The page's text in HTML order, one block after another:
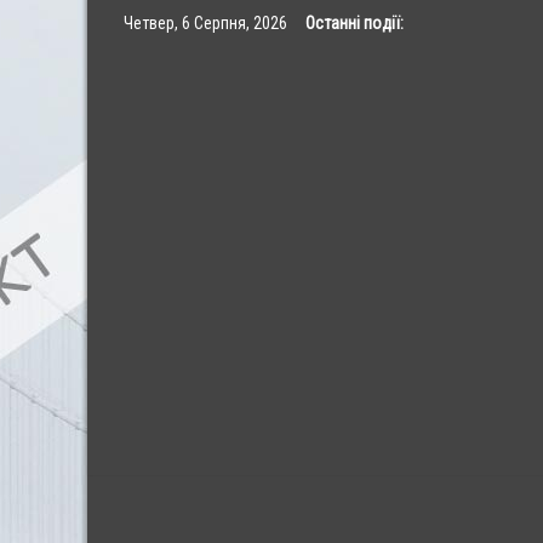
Четвер, 6 Серпня, 2026 Останні події: